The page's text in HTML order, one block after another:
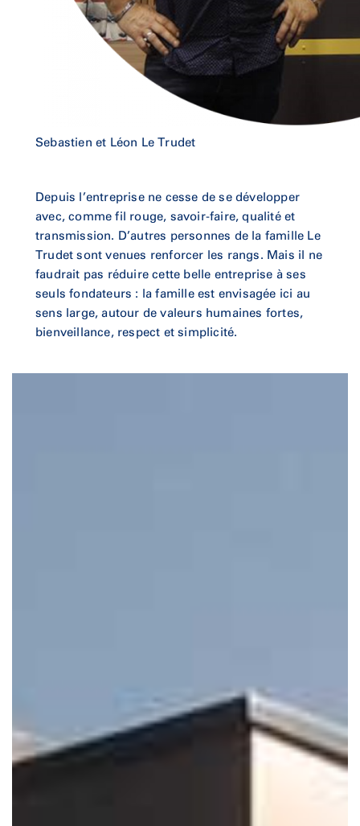
Sebastien et Léon Le Trudet
Depuis l’entreprise ne cesse de se développer
avec, comme fil rouge, savoir-faire, qualité et
transmission. D’autres personnes de la famille Le
Trudet sont venues renforcer les rangs. Mais il ne
faudrait pas réduire cette belle entreprise à ses
seuls fondateurs : la famille est envisagée ici au
sens large, autour de valeurs humaines fortes,
bienveillance, respect et simplicité.